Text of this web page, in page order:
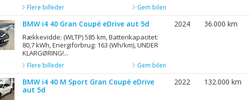
Gem bilen
Flere billeder
BMW i4 40 Gran Coupé eDrive aut 5d
Rækkevidde: (WLTP) 585 km, Batterikapacitet:
80,7 kWh, Energiforbrug: 163 (Wh/km), UNDER
KLARGØRING!...
Gem bilen
Flere billeder
2024 36.000 km
BMW i4 40 M Sport Gran Coupé eDrive
aut 5d
2022 132.000 km